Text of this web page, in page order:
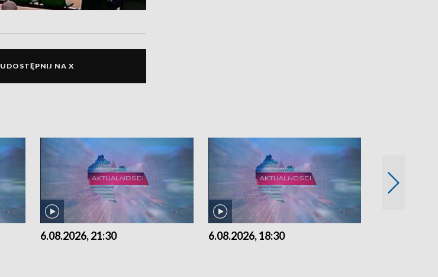
UDOSTĘPNIJ NA X
6.08.2026, 21:30 6.08.2026, 18:30